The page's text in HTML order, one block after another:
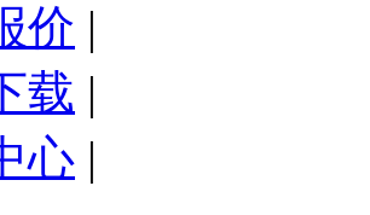
价 |
载 |
心 |